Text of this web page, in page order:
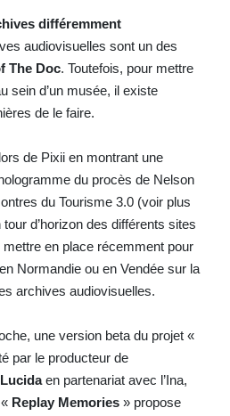
différemment
audiovisuelles sont un des
The Doc. Toutefois, pour mettre
sein d’un musée, il existe
de le faire.
de Pixii en montrant une
du procès de Nelson
du Tourisme 3.0 (voir plus
d’horizon des différents sites
mettre en place récemment pour
Normandie ou en Vendée sur la
archives audiovisuelles.
une version beta du projet «
par le producteur de
en partenariat avec l’Ina,
Replay Memories» propose